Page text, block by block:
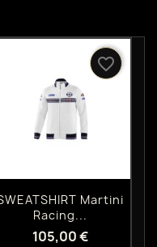
Aperçu rapide
Martini
Racing...
105,00 €
favorite_border